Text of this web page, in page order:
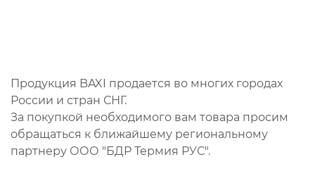
Продукция BAXI продается во многих городах
России и стран СНГ.
За покупкой необходимого вам товара просим
обращаться к ближайшему региональному
партнеру ООО "БДР Термия РУС".